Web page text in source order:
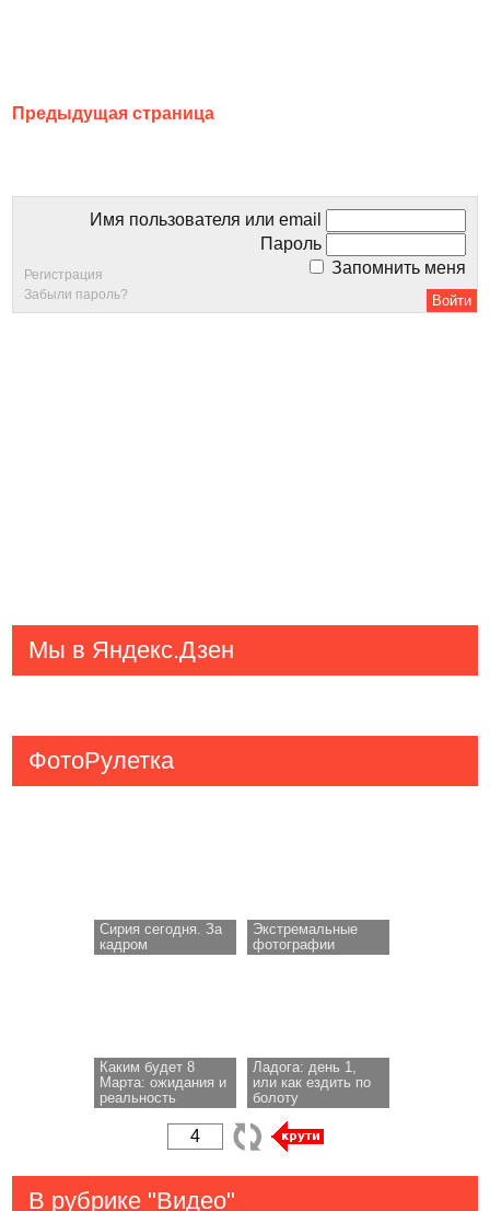
Предыдущая страница
Имя пользователя или email
Пароль
Запомнить меня
Регистрация
Забыли пароль?
Мы в Яндекс.Дзен
ФотоРулетка
Сирия сегодня. За
кадром
Экстремальные
фотографии
Каким будет 8
Марта: ожидания и
реальность
Ладога: день 1,
или как ездить по
болоту
В рубрике "Видео"